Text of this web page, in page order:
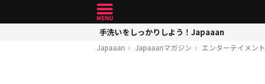
手洗いをしっかりしよう！Japaaan
Japaaan Japaaanマガジン エンターテイメント